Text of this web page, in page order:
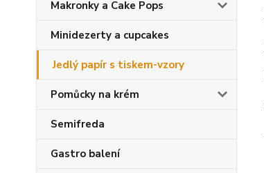
Makronky a Cake Pops
Minidezerty a cupcakes
Jedlý papír s tiskem-vzory
Pomůcky na krém
Semifreda
Gastro balení